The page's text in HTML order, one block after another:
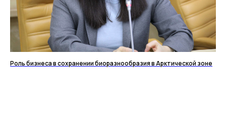
Роль бизнеса в сохранении биоразнообразия в Арктической зоне